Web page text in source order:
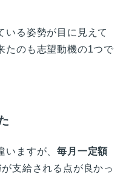
いる姿勢が目に見えて
たのも志望動機の1つで
いますが、毎月一定額
が支給される点が良かっ